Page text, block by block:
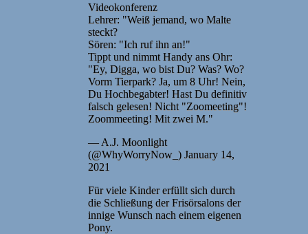
Videokonferenz
Lehrer: "Weiß jemand, wo Malte
steckt?
Sören: "Ich ruf ihn an!"
Tippt und nimmt Handy ans Ohr:
"Ey, Digga, wo bist Du? Was? Wo?
Vorm Tierpark? Ja, um 8 Uhr! Nein,
Du Hochbegabter! Hast Du definitiv
falsch gelesen! Nicht "Zoomeeting"!
Zoommeeting! Mit zwei M."
— A.J. Moonlight
(@WhyWorryNow_) January 14,
2021
Für viele Kinder erfüllt sich durch
die Schließung der Frisörsalons der
innige Wunsch nach einem eigenen
Pony.